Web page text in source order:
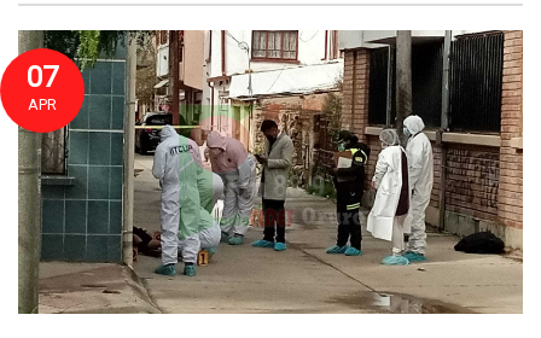
07
APR